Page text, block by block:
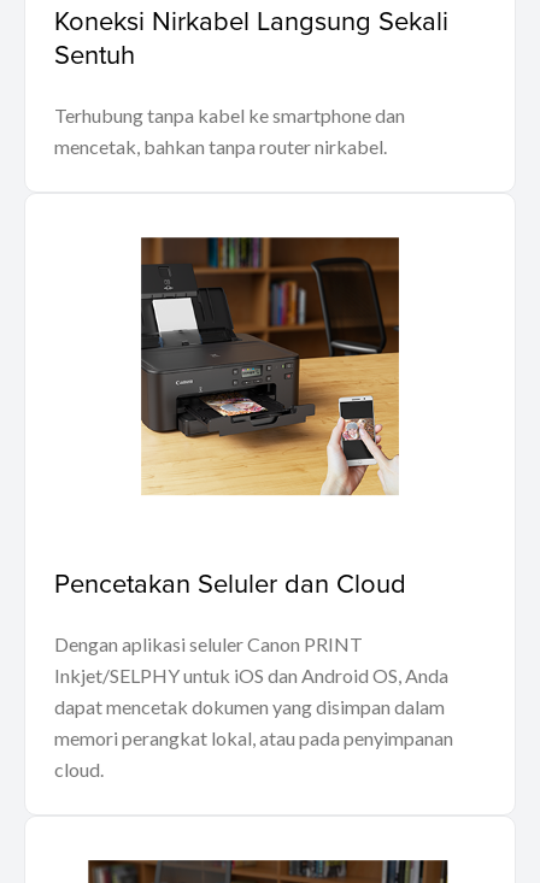
Koneksi Nirkabel Langsung Sekali
Sentuh
Terhubung tanpa kabel ke smartphone dan
mencetak, bahkan tanpa router nirkabel.
Pencetakan Seluler dan Cloud
Dengan aplikasi seluler Canon PRINT
Inkjet/SELPHY untuk iOS dan Android OS, Anda
dapat mencetak dokumen yang disimpan dalam
memori perangkat lokal, atau pada penyimpanan
cloud.